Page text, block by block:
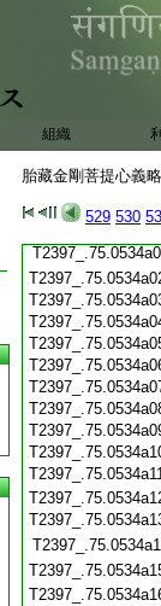
組織
胎藏金剛菩提心義
529 530